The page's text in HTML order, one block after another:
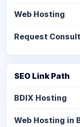
Web Hosting
Request
SEO Link Path
BDIX Hosting
Web Hosting in